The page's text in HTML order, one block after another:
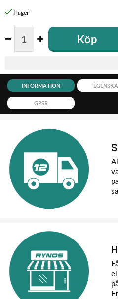
Köp
INFORMATION
GPSR